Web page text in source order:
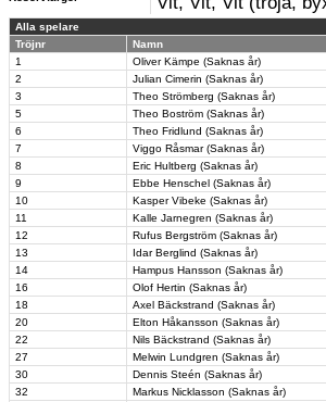
Alla spelare
Tröjnr
Namn
1
Oliver Kämpe (Saknas år)
2
Julian Cimerin (Saknas år)
3
Theo Strömberg (Saknas år)
5
Theo Boström (Saknas år)
6
Theo Fridlund (Saknas år)
7
Viggo Råsmar (Saknas år)
8
Eric Hultberg (Saknas år)
9
Ebbe Henschel (Saknas år)
10
Kasper Vibeke (Saknas år)
11
Kalle Jarnegren (Saknas år)
12
Rufus Bergström (Saknas år)
13
Idar Berglind (Saknas år)
14
Hampus Hansson (Saknas år)
16
Olof Hertin (Saknas år)
18
Axel Bäckstrand (Saknas år)
20
Elton Håkansson (Saknas år)
22
Nils Bäckstrand (Saknas år)
27
Melwin Lundgren (Saknas år)
30
Dennis Steén (Saknas år)
32
Markus Nicklasson (Saknas år)